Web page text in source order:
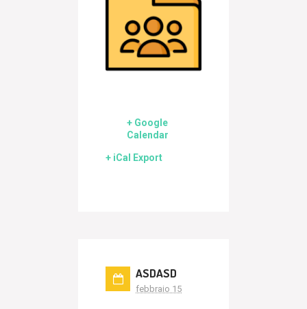
+ Google
Calendar
+ iCal Export
ASDASD
febbraio 15